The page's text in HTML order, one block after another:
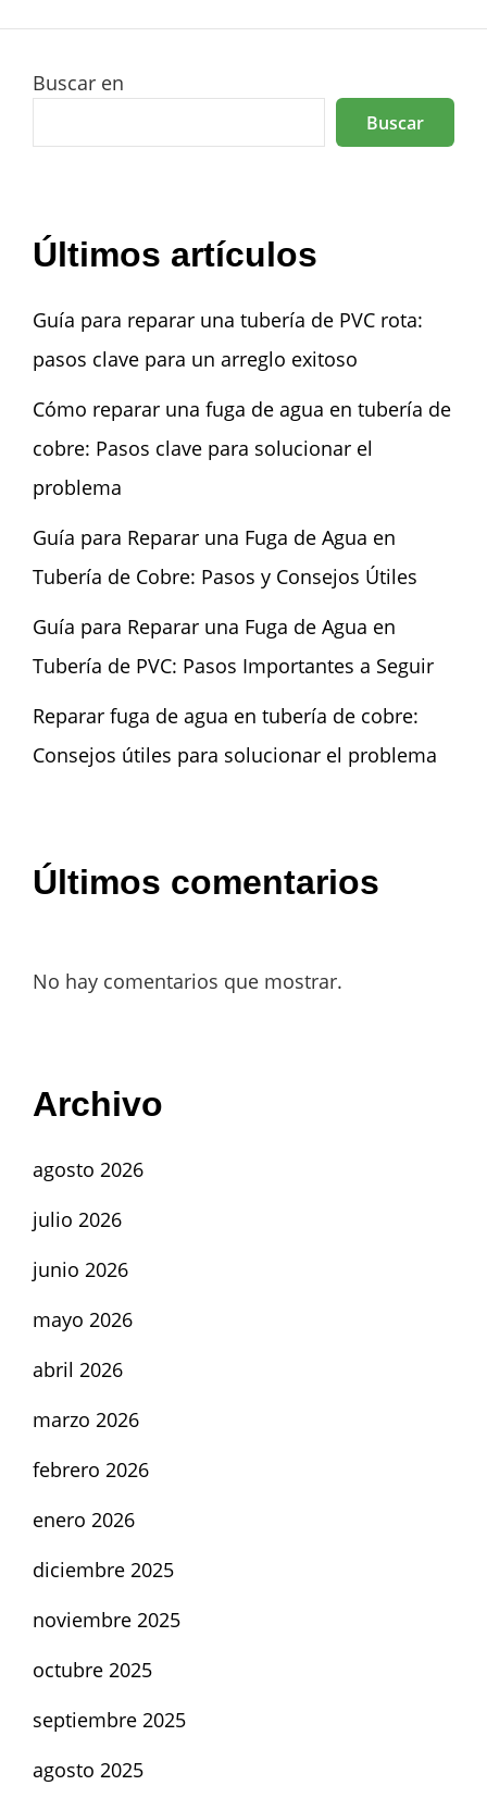
Buscar en
Buscar
Últimos artículos
Guía para reparar una tubería de PVC rota:
pasos clave para un arreglo exitoso
Cómo reparar una fuga de agua en tubería de
cobre: Pasos clave para solucionar el
problema
Guía para Reparar una Fuga de Agua en
Tubería de Cobre: Pasos y Consejos Útiles
Guía para Reparar una Fuga de Agua en
Tubería de PVC: Pasos Importantes a Seguir
Reparar fuga de agua en tubería de cobre:
Consejos útiles para solucionar el problema
Últimos comentarios
No hay comentarios que mostrar.
Archivo
agosto 2026
julio 2026
junio 2026
mayo 2026
abril 2026
marzo 2026
febrero 2026
enero 2026
diciembre 2025
noviembre 2025
octubre 2025
septiembre 2025
agosto 2025